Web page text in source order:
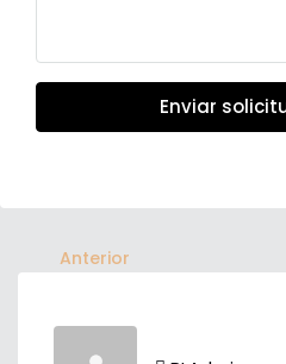
Enviar
Anterior